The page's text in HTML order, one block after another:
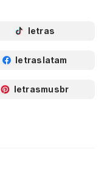
letras
letraslatam
letrasmusbr